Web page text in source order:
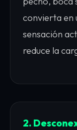
convierta en
sensación
reduce la
2.